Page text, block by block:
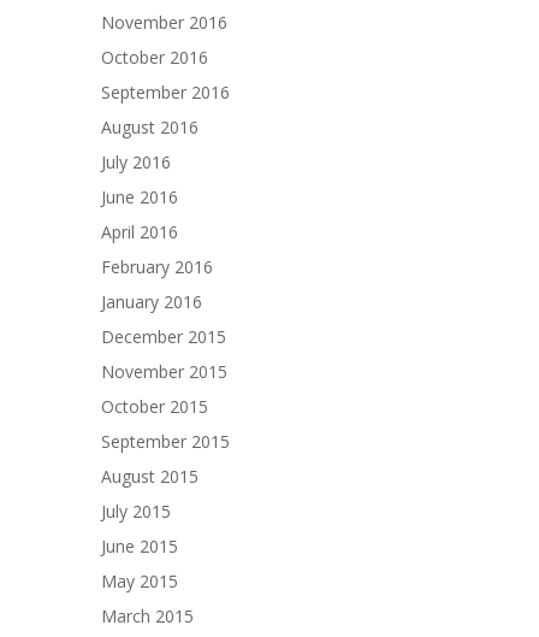
November 2016
October 2016
September 2016
August 2016
July 2016
June 2016
April 2016
February 2016
January 2016
December 2015
November 2015
October 2015
September 2015
August 2015
July 2015
June 2015
May 2015
March 2015